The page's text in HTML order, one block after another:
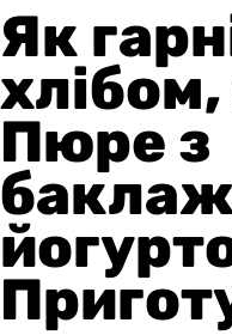
Як
Пюре з